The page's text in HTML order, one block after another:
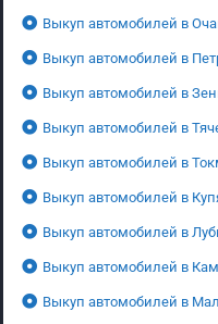
Выкуп автомобилей в
Выкуп автомобилей в
Выкуп автомобилей в
Выкуп автомобилей в
Выкуп автомобилей в
Выкуп автомобилей в
Выкуп автомобилей в
Выкуп автомобилей в
Выкуп автомобилей в